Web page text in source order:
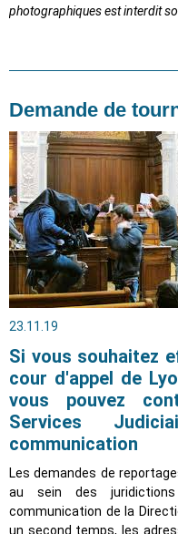
photographiques est interdit
Demande de
23.11.19
Si vous souhaitez
cour d'appel de
vous pouvez
Services
communication
Les demandes de
au sein des
communication de la
un second temps, les